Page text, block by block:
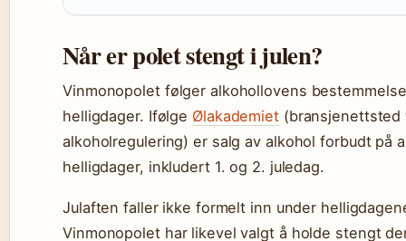
Når er polet stengt i julen?
Vinmonopolet følger alkohollovens
helligdager. Ifølge Ølakademiet(bransjenettsted
alkoholregulering) er salg av alkohol forbudt på
helligdager, inkludert 1. og 2. juledag.
Julaften faller ikke formelt inn under
Vinmonopolet har likevel valgt å holde stengt